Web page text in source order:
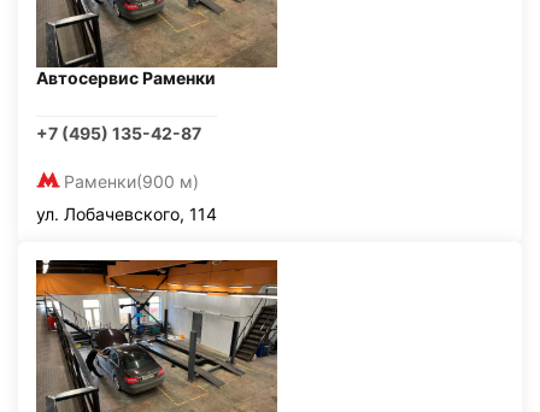
Автосервис Раменки
+7 (495) 135-42-87
Раменки(900 м)
ул. Лобачевского, 114